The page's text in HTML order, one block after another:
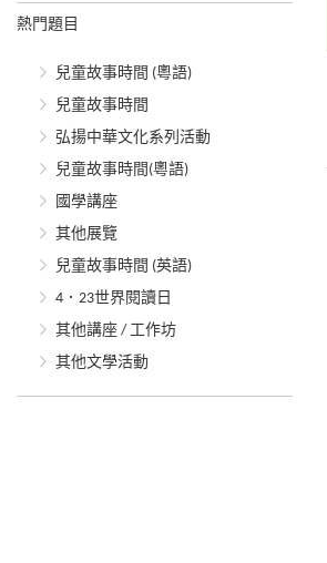
熱門題目
兒童故事時間 (粵語)
兒童故事時間
弘揚中華文化系列活動
兒童故事時間(粵語)
國學講座
其他展覽
兒童故事時間 (英語)
4．23世界閱讀日
其他講座 / 工作坊
其他文學活動